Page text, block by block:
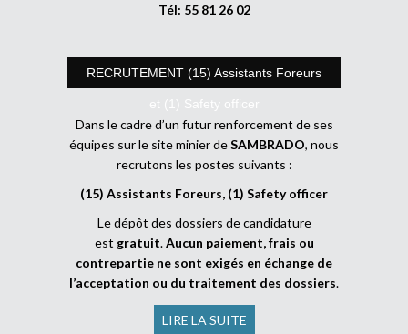
Tél: 55 81 26 02
RECRUTEMENT (15) Assistants Foreurs
et (1) Safety officer
Dans le cadre d’un futur renforcement de ses
équipes sur le site minier deSAMBRADO, nous
recrutons les postes suivants :
(15) Assistants Foreurs, (1) Safety officer
Le dépôt des dossiers de candidature
est gratuit.Aucun paiement, frais ou
contrepartie ne sont exigés en échange de
l’acceptation ou du traitement des dossiers.
LIRE LA SUITE